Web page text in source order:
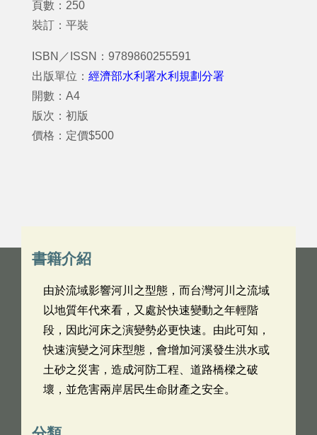
頁數：250
裝訂：平裝
ISBN／ISSN：9789860255591
出版單位： 經濟部水利署水利規劃分署
開數：A4
版次：初版
價格：定價$500
書籍介紹
由於流域影響河川之型態，而台灣河川之流域
以地質年代來看，又處於快速變動之年輕階
段，因此河床之演變勢必更快速。由此可知，
快速演變之河床型態，會增加河溪發生洪水或
土砂之災害，造成河防工程、道路橋樑之破
壞，並危害兩岸居民生命財產之安全。